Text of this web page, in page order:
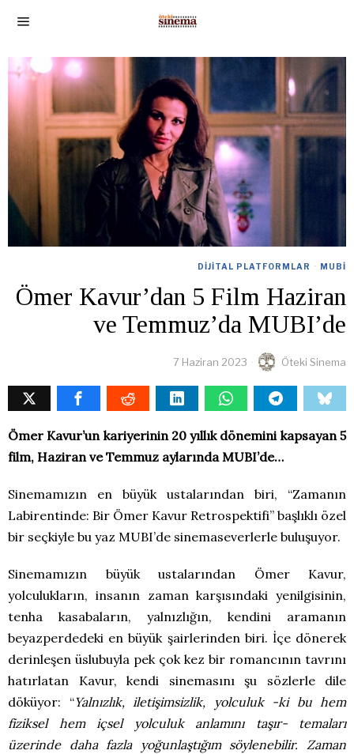
DIJITAL PLATFORMLAR · MUBI
Ömer Kavur’dan 5 Film Haziran
ve Temmuz’da MUBI’de
7 Haziran 2023 Öteki Sinema
Ömer Kavur’un kariyerinin 20 yıllık dönemini kapsayan 5
film, Haziran ve Temmuz aylarında MUBI’de…
Sinemamızın en büyük ustalarından biri, “Zamanın
Labirentinde: Bir Ömer Kavur Retrospektifi” başlıklı özel
bir seçkiyle bu yaz MUBI’de sinemaseverlerle buluşuyor.
Sinemamızın büyük ustalarından Ömer Kavur,
yolculukların, insanın zaman karşısındaki yenilgisinin,
tenha kasabaların, yalnızlığın, kendini aramanın
beyazperdedeki en büyük şairlerinden biri. İçe dönerek
derinleşen üslubuyla pek çok kez bir romancının tavrını
hatırlatan Kavur, kendi sinemasını şu sözlerle dile
döküyor: “Yalnızlık, iletişimsizlik, yolculuk -ki bu hem
fiziksel hem içsel yolculuk anlamını taşır- temaları
üzerinde daha fazla yoğunlaştığım söylenebilir. Zaman